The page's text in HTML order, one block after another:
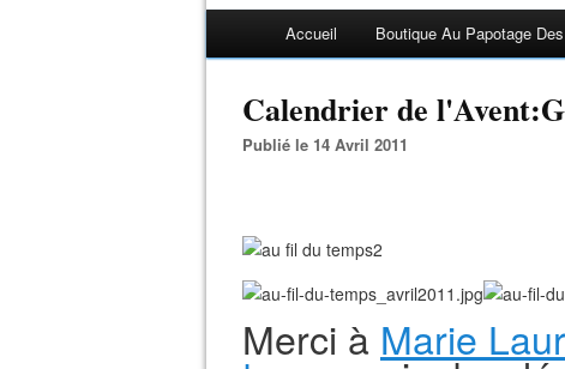
Accueil Boutique Au Papotage
Calendrier de
Publié le 14 Avril 2011
Merci à Marie